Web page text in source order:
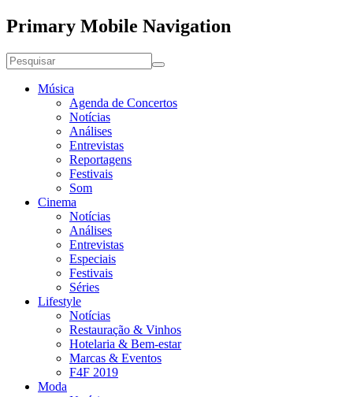
Primary Mobile Navigation
Música
Agenda de Concertos
Notícias
Análises
Entrevistas
Reportagens
Festivais
Som
Cinema
Notícias
Análises
Entrevistas
Especiais
Festivais
Séries
Lifestyle
Notícias
Restauração & Vinhos
Hotelaria & Bem-estar
Marcas & Eventos
F4F 2019
Moda